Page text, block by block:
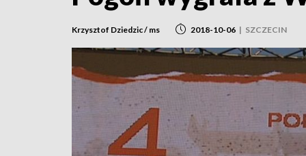
Krzysztof Dziedzic / ms 2018-10-06 | SZCZECIN